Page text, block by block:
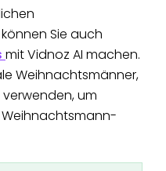
Sie auch
mit Vidnoz AI machen.
Weihnachtsmänner,
um